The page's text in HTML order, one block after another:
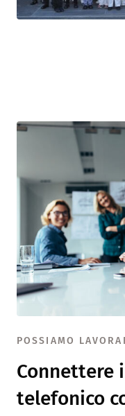
POSSIAMO
Connettere
telefonico